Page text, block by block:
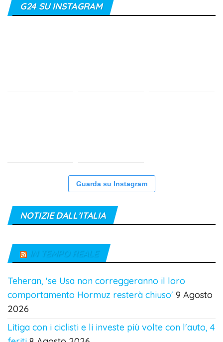
G24 SU INSTAGRAM
Guarda su Instagram
NOTIZIE DALL’ITALIA
IN TEMPO REALE
Teheran, 'se Usa non correggeranno il loro
comportamento Hormuz resterà chiuso' 9 Agosto
2026
Litiga con i ciclisti e li investe più volte con l'auto, 4